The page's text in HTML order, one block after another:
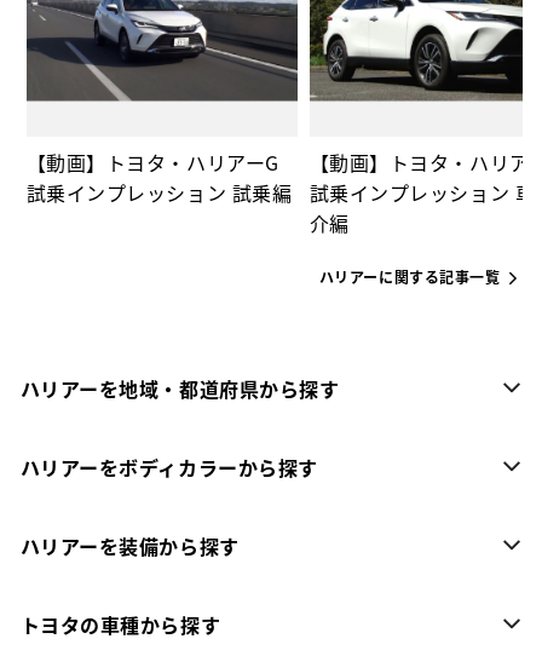
【動画】トヨタ・ハリアーG
試乗インプレッション 試乗編
【動画】トヨタ・ハリア
試乗インプレッション 車
介編
ハリアーに関する記事一覧
ハリアーを地域・都道府県から探す
ハリアーをボディカラーから探す
ハリアーを装備から探す
トヨタの車種から探す